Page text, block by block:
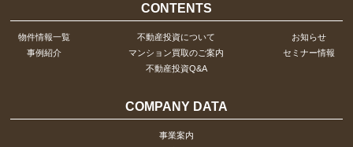
CONTENTS
物件情報一覧
事例紹介
不動産投資について
マンション買取のご案内
不動産投資Q&A
お知らせ
セミナー情報
COMPANY DATA
事業案内